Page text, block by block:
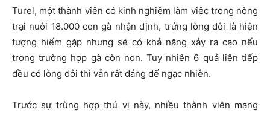
Turel, một thành viên có kinh nghiệm làm việc trong nông
trại nuôi 18.000 con gà nhận định, trứng lòng đôi là hiện
tượng hiếm gặp nhưng sẽ có khả năng xảy ra cao nếu
trong trường hợp gà còn non. Tuy nhiên 6 quả liên tiếp
đều có lòng đôi thì vẫn rất đáng để ngạc nhiên.
Trước sự trùng hợp thú vị này, nhiều thành viên mạng